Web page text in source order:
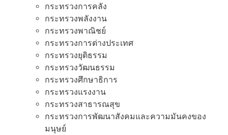
กระทรวงการคลัง
กระทรวงพลังงาน
กระทรวงพาณิชย์
กระทรวงการต่างประเทศ
กระทรวงยุติธรรม
กระทรวงวัฒนธรรม
กระทรวงศึกษาธิการ
กระทรวงแรงงาน
กระทรวงสาธารณสุข
กระทรวงการพัฒนาสังคมและความมันคงของ
มนุษย์